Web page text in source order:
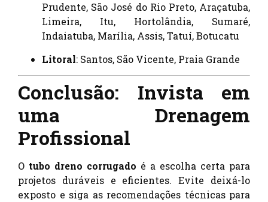
Prudente, São José do Rio Preto, Araçatuba,
Limeira, Itu, Hortolândia, Sumaré,
Indaiatuba, Marília, Assis, Tatuí, Botucatu
Litoral: Santos, São Vicente, Praia Grande
Conclusão: Invista em
uma Drenagem
Profissional
O tubo dreno corrugado é a escolha certa para
projetos duráveis e eficientes. Evite deixá-lo
exposto e siga as recomendações técnicas para